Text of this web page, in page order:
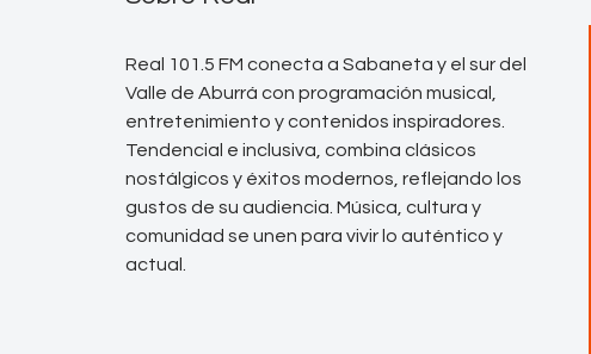
Real 101.5 FM conecta a Sabaneta y el sur del
Valle de Aburrá con programación musical,
entretenimiento y contenidos inspiradores.
Tendencial e inclusiva, combina clásicos
nostálgicos y éxitos modernos, reflejando los
gustos de su audiencia. Música, cultura y
comunidad se unen para vivir lo auténtico y
actual.